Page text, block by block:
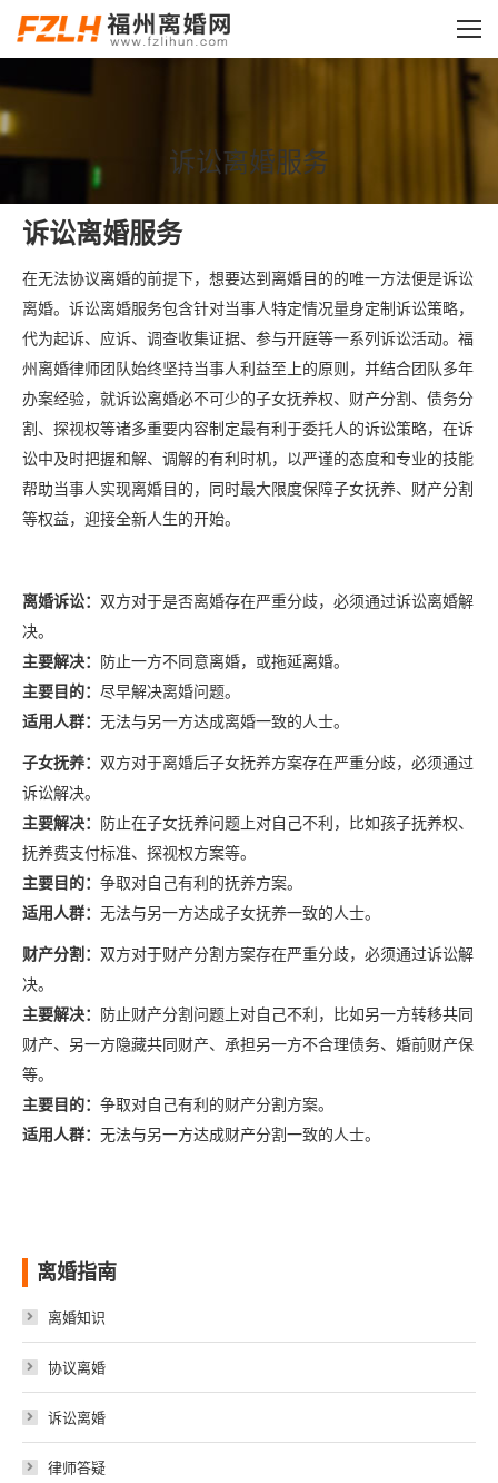
诉讼离婚服务
诉讼离婚服务
在无法协议离婚的前提下，想要达到离婚目的的唯一方法便是诉讼
离婚。诉讼离婚服务包含针对当事人特定情况量身定制诉讼策略，
代为起诉、应诉、调查收集证据、参与开庭等一系列诉讼活动。福
州离婚律师团队始终坚持当事人利益至上的原则，并结合团队多年
办案经验，就诉讼离婚必不可少的子女抚养权、财产分割、债务分
割、探视权等诸多重要内容制定最有利于委托人的诉讼策略，在诉
讼中及时把握和解、调解的有利时机，以严谨的态度和专业的技能
帮助当事人实现离婚目的，同时最大限度保障子女抚养、财产分割
等权益，迎接全新人生的开始。
离婚诉讼： 双方对于是否离婚存在严重分歧，必须通过诉讼离婚解
决。
主要解决：
防止一方不同意离婚，或拖延离婚。
主要目的： 尽早解决离婚问题。
适用人群： 无法与另一方达成离婚一致的人士。
子女抚养： 双方对于离婚后子女抚养方案存在严重分歧，必须通过
诉讼解决。
主要解决：
防止在子女抚养问题上对自己不利，比如孩子抚养权、
抚养费支付标准、探视权方案等。
主要目的： 争取对自己有利的抚养方案。
适用人群： 无法与另一方达成子女抚养一致的人士。
财产分割： 双方对于财产分割方案存在严重分歧，必须通过诉讼解
决。
主要解决：
防止财产分割问题上对自己不利，比如另一方转移共同
财产、另一方隐藏共同财产、承担另一方不合理债务、婚前财产保
等。
主要目的： 争取对自己有利的财产分割方案。
适用人群： 无法与另一方达成财产分割一致的人士。
离婚指南
离婚知识
协议离婚
诉讼离婚
律师答疑